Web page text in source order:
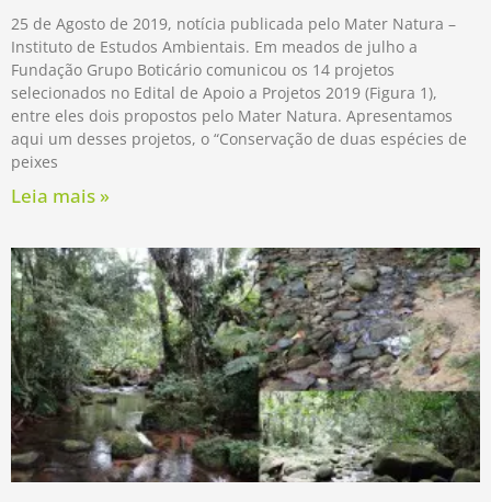
25 de Agosto de 2019, notícia publicada pelo Mater Natura –
Instituto de Estudos Ambientais. Em meados de julho a
Fundação Grupo Boticário comunicou os 14 projetos
selecionados no Edital de Apoio a Projetos 2019 (Figura 1),
entre eles dois propostos pelo Mater Natura. Apresentamos
aqui um desses projetos, o “Conservação de duas espécies de
peixes
Leia mais »